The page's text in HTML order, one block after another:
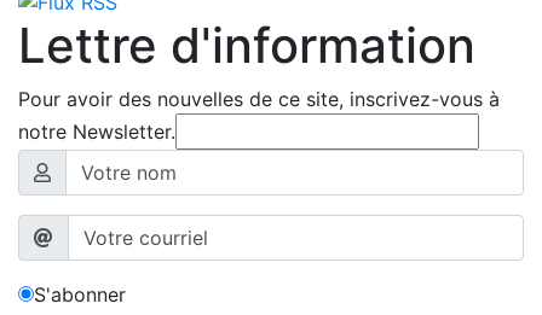
Lettre d'information
Pour avoir des nouvelles de ce site, inscrivez-vous à
notre Newsletter.
S'abonner